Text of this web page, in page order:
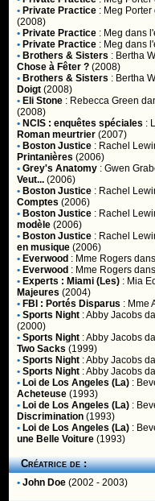
• Private Practice : Meg Porter
(2008)
• Private Practice : Meg dans
• Private Practice : Meg dans
• Brothers & Sisters : Bertha
Chose à Fêter ? (2008)
• Brothers & Sisters : Bertha
Doigt (2008)
• Eli Stone : Rebecca Green
(2008)
• NCIS : enquêtes spéciales :
Roman meurtrier (2007)
• Boston Justice : Rachel
Printanières (2006)
• Grey's Anatomy :Gwen
Veut... (2006)
• Boston Justice : Rachel
Comptes (2006)
• Boston Justice : Rachel
modèle (2006)
• Boston Justice : Rachel
en musique (2006)
• Everwood : Mme Rogers
• Everwood : Mme Rogers
• Experts : Miami (Les) : Mia
Majeures (2004)
• FBI : Portés Disparus : Mme
• Sports Night :Abby Jacobs
(2000)
• Sports Night :Abby Jacobs
Two Sacks (1999)
• Sports Night :Abby Jacobs
• Sports Night :Abby Jacobs
• Loi de Los Angeles (La) :
Acheteuse (1993)
• Loi de Los Angeles (La) :
Discrimination (1993)
• Loi de Los Angeles (La) :
une Belle Voiture (1993)
Créatrice de :
• John Doe (2002 - 2003)